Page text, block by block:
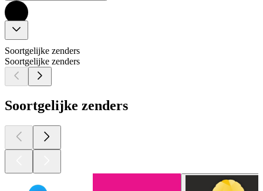
Soortgelijke zenders
Soortgelijke zenders
Soortgelijke zenders